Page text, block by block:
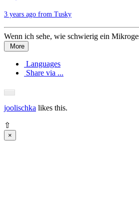
3 years ago from Tusky
Wenn ich sehe, wie schwierig ein
More
Languages
Share via ...
joolischka likes this.
⇧
×